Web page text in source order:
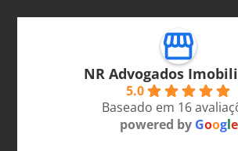
NR Advogados
5.0
Baseado em 16
powered by Google